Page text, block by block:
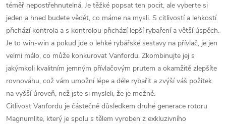
téměř nepostřehnutelná. Je těžké popsat ten pocit, ale vyberte si
jeden a hned budete vědět, co máme na mysli. S citlivostí a lehkostí
přichází kontrola a s kontrolou přichází lepší rybaření a větší úspěch.
Je to win-win a pokud jde o lehké rybářské sestavy na přívlač, je jen
velmi málo, co může konkurovat Vanfordu. Zkombinujte jej s
jakýmkoli kvalitním jemným přívlačovým prutem a okamžitě zlepšíte
rovnováhu, což vám umožní lépe a déle rybařit a zvýší váš požitek
na vyšší úroveň, než jste si mysleli, že je možné.
Citlivost Vanfordu je částečně důsledkem druhé generace rotoru
Magnumlite, který je spolu s tělem vyroben z exkluzivního